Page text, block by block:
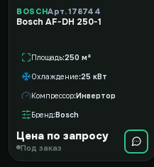
BOSCHАрт. 178744
Bosch AF-DH 250-1
Площадь 250 м²
Охлаждение 25 кВт
Компрессор Инвертор
Бренд Bosch
Цена по запросу
Под заказ